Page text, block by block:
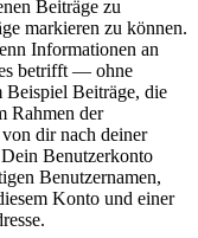
Beiträge zu
markieren zu können.
Informationen an
betrifft — ohne
Beiträge, die
Rahmen der
dir nach deiner
Benutzerkonto
Benutzernamen,
Konto und einer